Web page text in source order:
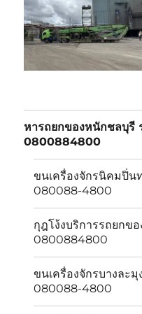
หารถยกของหนักชลบุรี
0800884800
ขนเครื่องจักรนิคมปิ่น
080088-4800
กุฎโง้งบริการรถยกข
0800884800
ขนเครื่องจักรบางละ
080088-4800